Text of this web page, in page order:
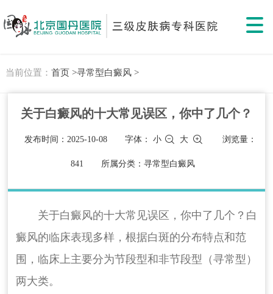
当前位置： 首页 >寻常型白癜风 >
关于白癜风的十大常见误区，你中了几个？
发布时间：2025-10-08 字体：小 大 浏览量：
841 所属分类：寻常型白癜风
关于白癜风的十大常见误区，你中了几个？白
癜风的临床表现多样，根据白斑的分布特点和范
围，临床上主要分为节段型和非节段型（寻常型）
两大类。